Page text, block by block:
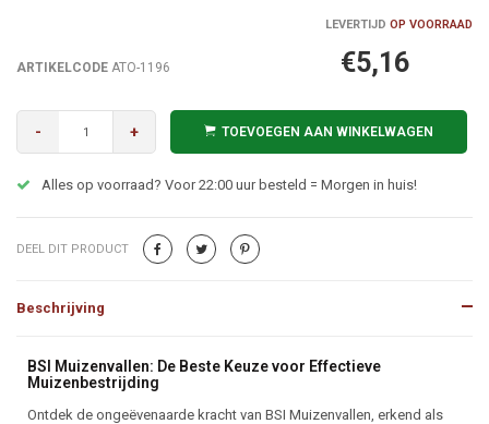
LEVERTIJD OP VOORRAAD
ARTIKELCODE ATO-1196 €5,16
- + TOEVOEGEN AAN WINKELWAGEN
Alles op voorraad? Voor 22:00 uur besteld = Morgen in huis!
DEEL DIT PRODUCT
Beschrijving
Beschrijving
BSI Muizenvallen: De Beste Keuze voor Effectieve
Muizenbestrijding
Ontdek de ongeëvenaarde kracht van BSI Muizenvallen, erkend als